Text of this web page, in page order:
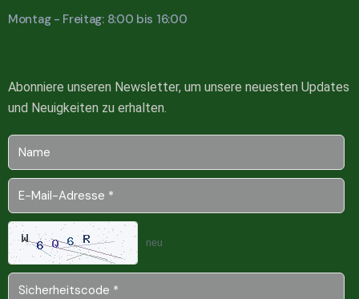
Montag - Freitag: 8:00 bis 16:00
Abonniere unseren Newsletter, um unsere neuesten Updates
und Neuigkeiten zu erhalten.
neu